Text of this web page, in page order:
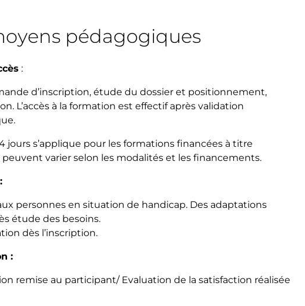
pédagogiques
:
d’inscription, étude du dossier et positionnement,
L’accès à la formation est effectif après validation
jours s’applique pour les formations financées à titre
peuvent varier selon les modalités et les financements.
personnes en situation de handicap. Des adaptations
étude des besoins.
dès l’inscription.
:
remise au participant/ Evaluation de la satisfaction réalisée